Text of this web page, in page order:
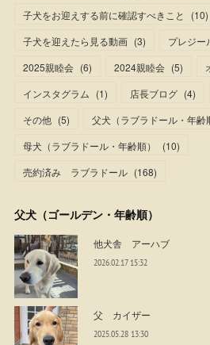
子犬をお迎えする前に確認すべきこと
(10)
子犬を迎えたら見る動画 (3) プレジ
2025親睦会 (6) 2024親睦会 (5)
インスタグラム (1) 店長ブログ (4)
その他 (5) 父犬（ラブラドール・年齢
母犬（ラブラドール・年齢順）
(10)
売約済み ラブラドール (168)
父犬（ゴールデン・年齢順）
他犬舎 アーハブ
2026.02.17 15:32
父 カイザー
2025.05.28 13:30